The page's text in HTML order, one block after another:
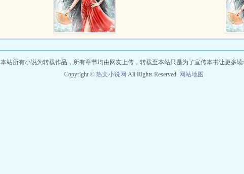
本站所有小说为转载作品，所有章节均由网友上传，转载至本站只是为了宣传本书让更多读
Copyright © 热文小说网 All Rights Reserved. 网站地图